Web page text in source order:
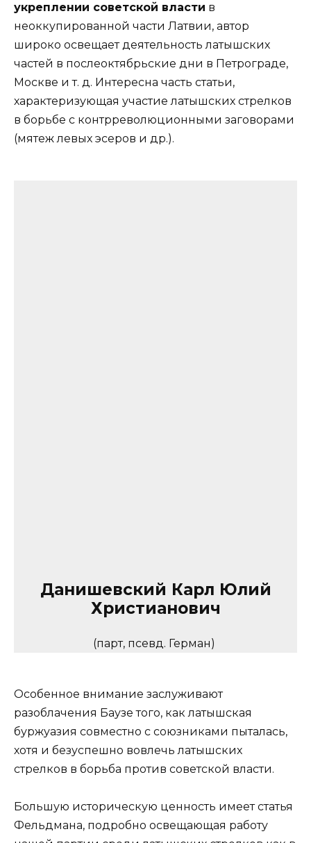
укреплении советской власти в
неоккупированной части Латвии, автор
широко освещает деятельность латышских
частей в послеоктябрьские дни в Петрограде,
Москве и т. д. Интересна часть статьи,
характеризующая участие латышских стрелков
в борьбе с контрреволюционными заговорами
(мятеж левых эсеров и др.).
Данишевский Карл Юлий
Христианович
(парт, псевд. Герман)
Особенное внимание заслуживают
разоблачения Баузе того, как латышская
буржуазия совместно с союзниками пыталась,
хотя и безуспешно вовлечь латышских
стрелков в борьба против советской власти.
Большую историческую ценность имеет статья
Фельдмана, подробно освещающая работу